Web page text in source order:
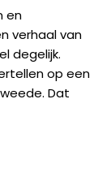
en
verhaal van
degelijk.
op een
Dat